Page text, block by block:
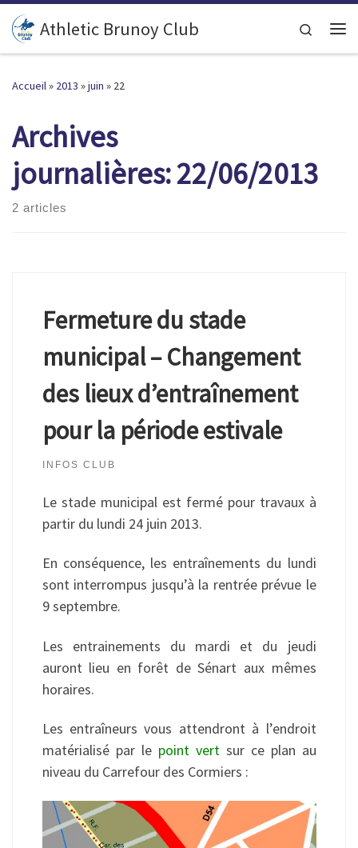
Passer au contenu
Athletic Brunoy Club Search
Accueil» 2013 »juin » 22
Archives
journalières:22/06/2013
2 articles
Fermeture du stade
municipal – Changement
des lieux d’entraînement
pour la période estivale
INFOS CLUB
Le stade municipal est fermé pour travaux à
partir du lundi 24 juin 2013.
En conséquence, les entraînements du lundi
sont interrompus jusqu’à la rentrée prévue le
9 septembre.
Les entrainements du mardi et du jeudi
auront lieu en forêt de Sénart aux mêmes
horaires.
Les entraîneurs vous attendront à l’endroit
matérialisé par le point vertsur ce plan au
niveau du Carrefour des Cormiers :